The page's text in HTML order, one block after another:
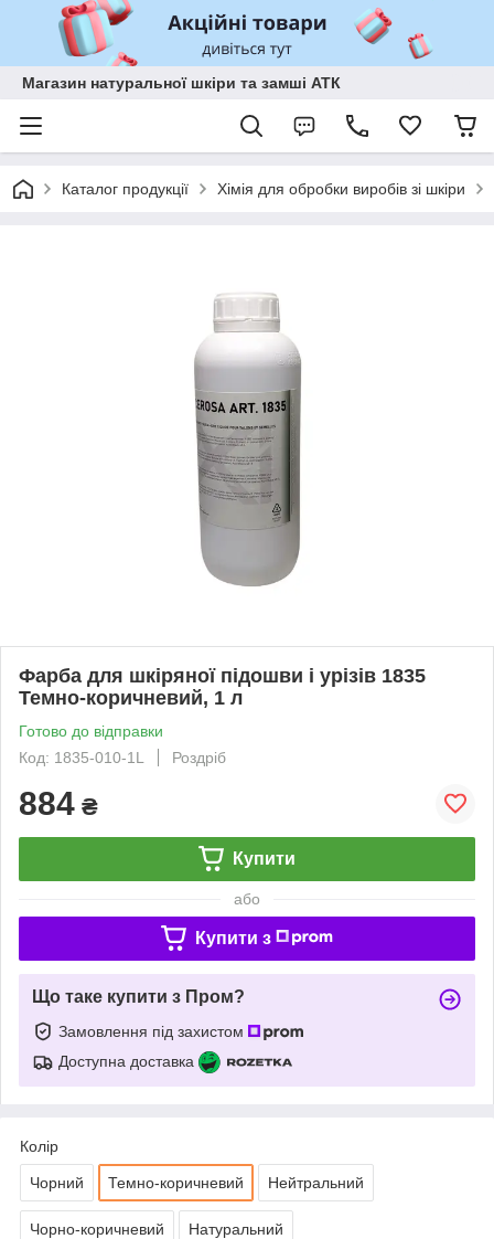
Магазин натуральної шкіри та замші АТК
Каталог продукції Хімія для обробки виробів зі шкіри
Фарба для шкіряної підошви і урізів 1835
Темно-коричневий, 1 л
Готово до відправки
Код: 1835-010-1L
Роздріб
884 ₴
Купити
або
Купити з
Що таке купити з Пром?
Замовлення під захистом
Доступна доставка
Колір
Чорний Темно-коричневий Нейтральний
Чорно-коричневий Натуральний